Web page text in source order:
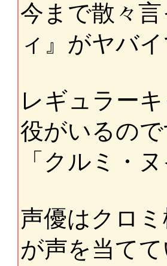
今まで散々
ィ』がヤバイ
レギュラー
役がいるの
「クルミ・
声優はクロ
が声を当て